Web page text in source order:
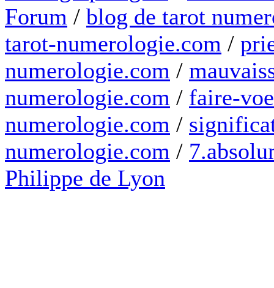
Forum / blog de tarot
tarot-numerologie.com /
numerologie.com /
numerologie.com / faire-
numerologie.com /
numerologie.com /
Philippe de Lyon